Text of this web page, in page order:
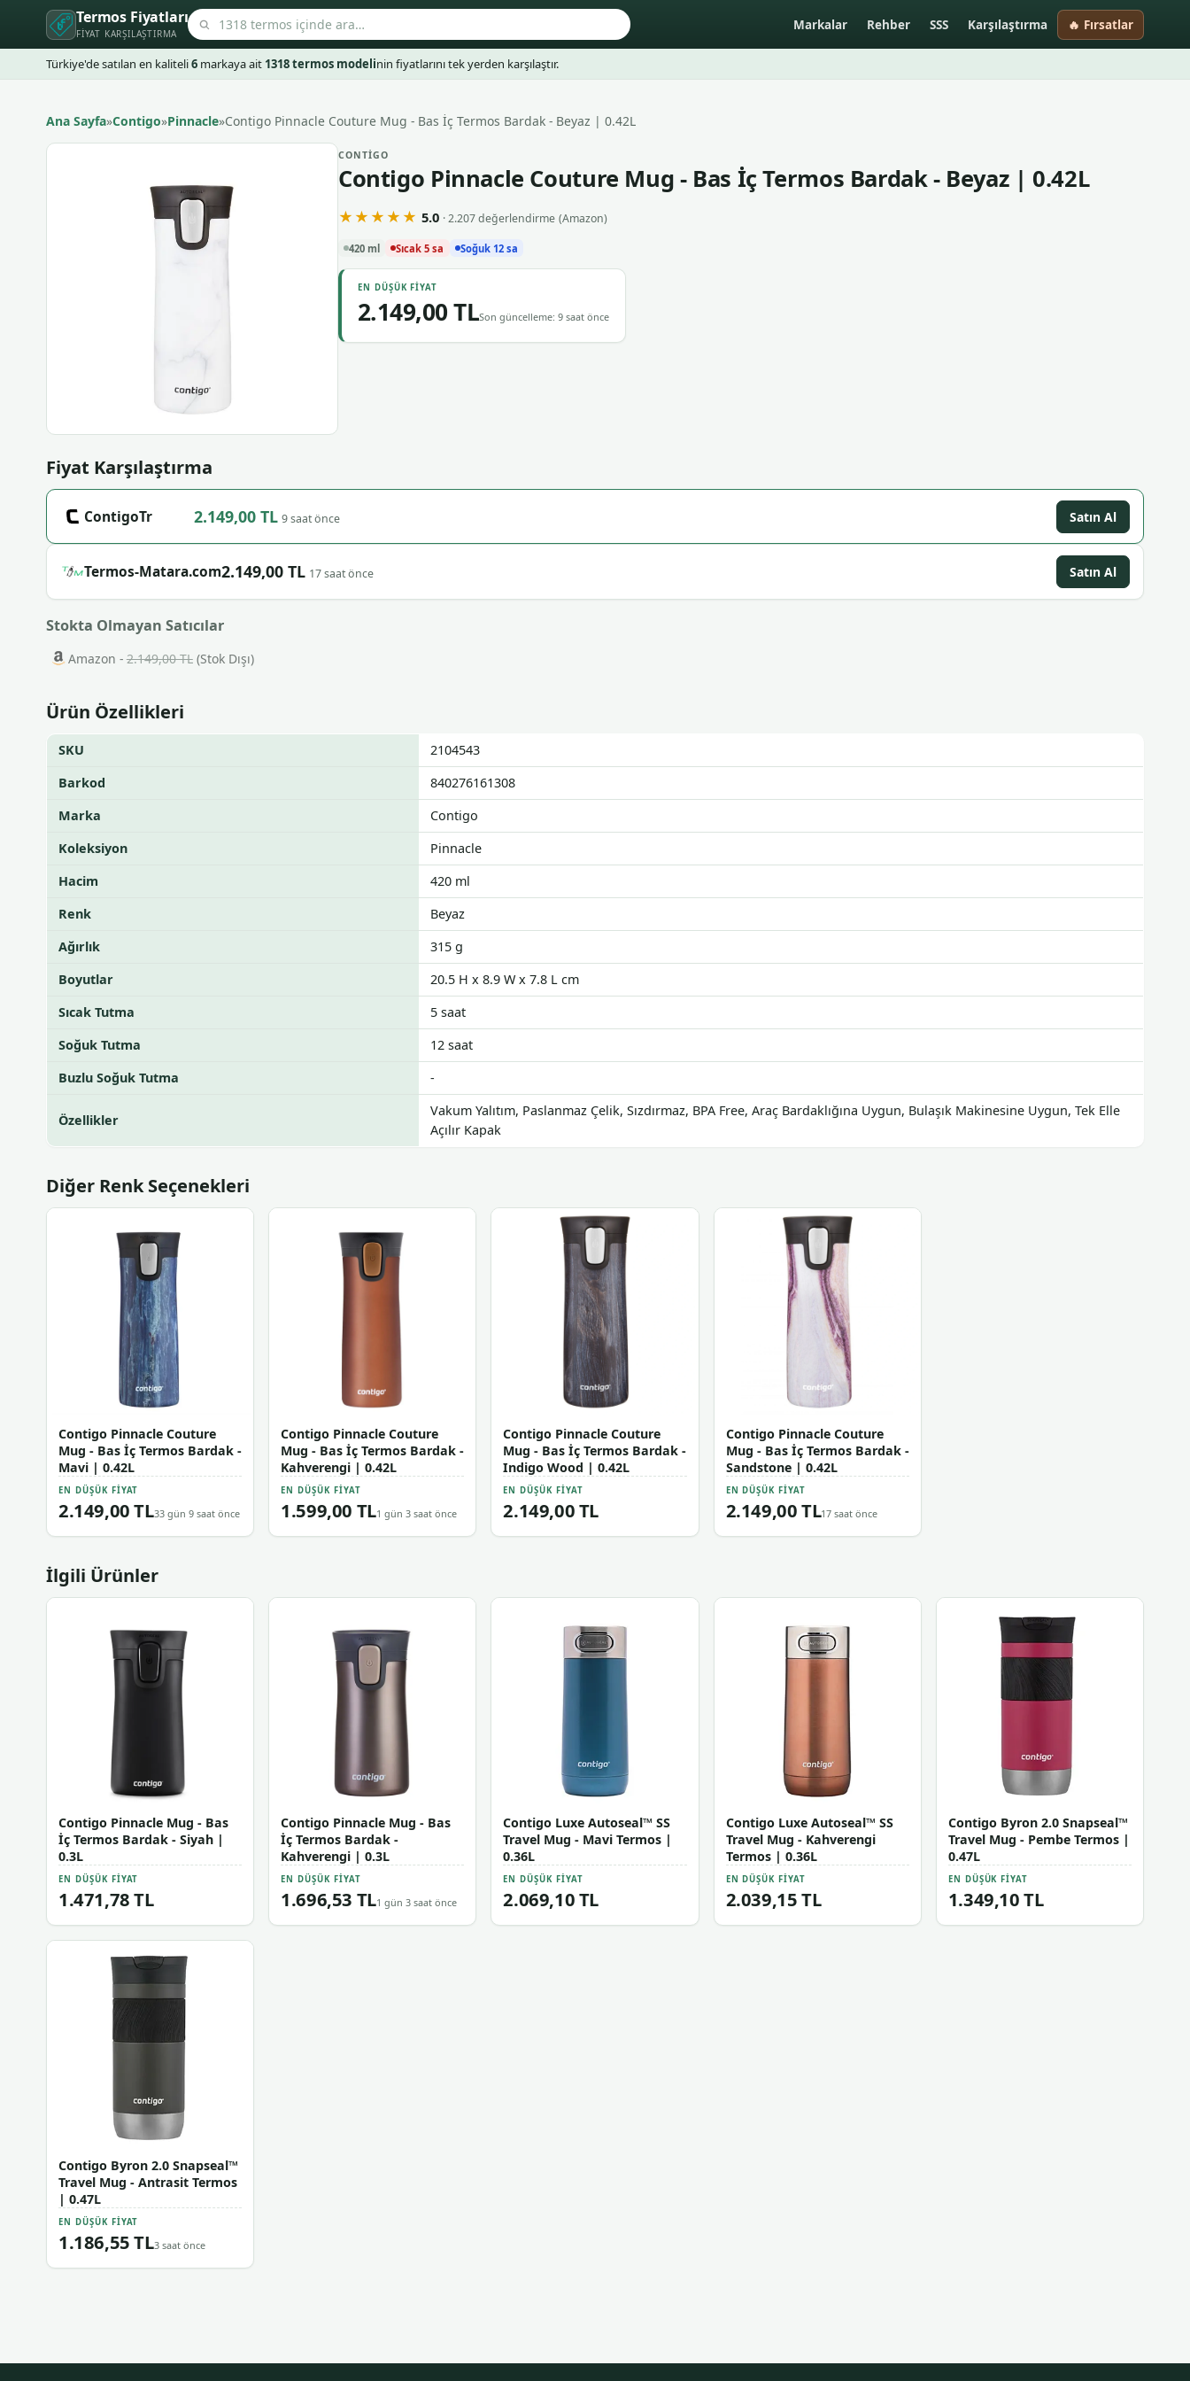
Termos Fiyatları
FIYAT KARŞILAŞTIRMA
Markalar Rehber SSS Karşılaştırma 🔥 Fırsatlar
Türkiye'de satılan en kaliteli6 markaya ait 1318 termos modelinin fiyatlarını tek yerden karşılaştır.
Ana Sayfa»Contigo»Pinnacle»Contigo Pinnacle Couture Mug - Bas İç Termos Bardak - Beyaz | 0.42L
CONTIGO
Contigo Pinnacle Couture Mug - Bas İç Termos Bardak - Beyaz | 0.42L
★★★★★ 5.0 · 2.207 değerlendirme (Amazon)
420 ml Sıcak 5 sa Soğuk 12 sa
EN DÜŞÜK FIYAT
2.149,00 TLSon güncelleme: 9 saat önce
Fiyat Karşılaştırma
ContigoTr 2.149,00 TL 9 saat önce Satın Al
Termos-Matara.com2.149,00 TL 17 saat önce Satın Al
Stokta Olmayan Satıcılar
Amazon - 2.149,00 TL(Stok Dışı)
Ürün Özellikleri
SKU
2104543
Barkod
840276161308
Marka
Contigo
Koleksiyon
Pinnacle
Hacim
420 ml
Renk
Beyaz
Ağırlık
315 g
Boyutlar
20.5 H x 8.9 W x 7.8 L cm
Sıcak Tutma
5 saat
Soğuk Tutma
12 saat
Buzlu Soğuk Tutma
-
Özellikler
Vakum Yalıtım, Paslanmaz Çelik, Sızdırmaz, BPA Free, Araç Bardaklığına Uygun, Bulaşık Makinesine Uygun, Tek Elle
Açılır Kapak
Diğer Renk Seçenekleri
Contigo Pinnacle Couture
Mug - Bas İç Termos Bardak -
Mavi | 0.42L
EN DÜŞÜK FIYAT
2.149,00 TL33 gün 9 saat önce
Contigo Pinnacle Couture
Mug - Bas İç Termos Bardak -
Kahverengi | 0.42L
EN DÜŞÜK FIYAT
1.599,00 TL1 gün 3 saat önce
Contigo Pinnacle Couture
Mug - Bas İç Termos Bardak -
Indigo Wood | 0.42L
EN DÜŞÜK FIYAT
2.149,00 TL
Contigo Pinnacle Couture
Mug - Bas İç Termos Bardak -
Sandstone | 0.42L
EN DÜŞÜK FIYAT
2.149,00 TL17 saat önce
İlgili Ürünler
Contigo Pinnacle Mug - Bas
İç Termos Bardak - Siyah |
0.3L
EN DÜŞÜK FIYAT
1.471,78 TL
Contigo Pinnacle Mug - Bas
İç Termos Bardak -
Kahverengi | 0.3L
EN DÜŞÜK FIYAT
1.696,53 TL1 gün 3 saat önce
Contigo Luxe Autoseal™ SS
Travel Mug - Mavi Termos |
0.36L
EN DÜŞÜK FIYAT
2.069,10 TL
Contigo Luxe Autoseal™ SS
Travel Mug - Kahverengi
Termos | 0.36L
EN DÜŞÜK FIYAT
2.039,15 TL
Contigo Byron 2.0 Snapseal™
Travel Mug - Pembe Termos |
0.47L
EN DÜŞÜK FIYAT
1.349,10 TL
Contigo Byron 2.0 Snapseal™
Travel Mug - Antrasit Termos
| 0.47L
EN DÜŞÜK FIYAT
1.186,55 TL3 saat önce